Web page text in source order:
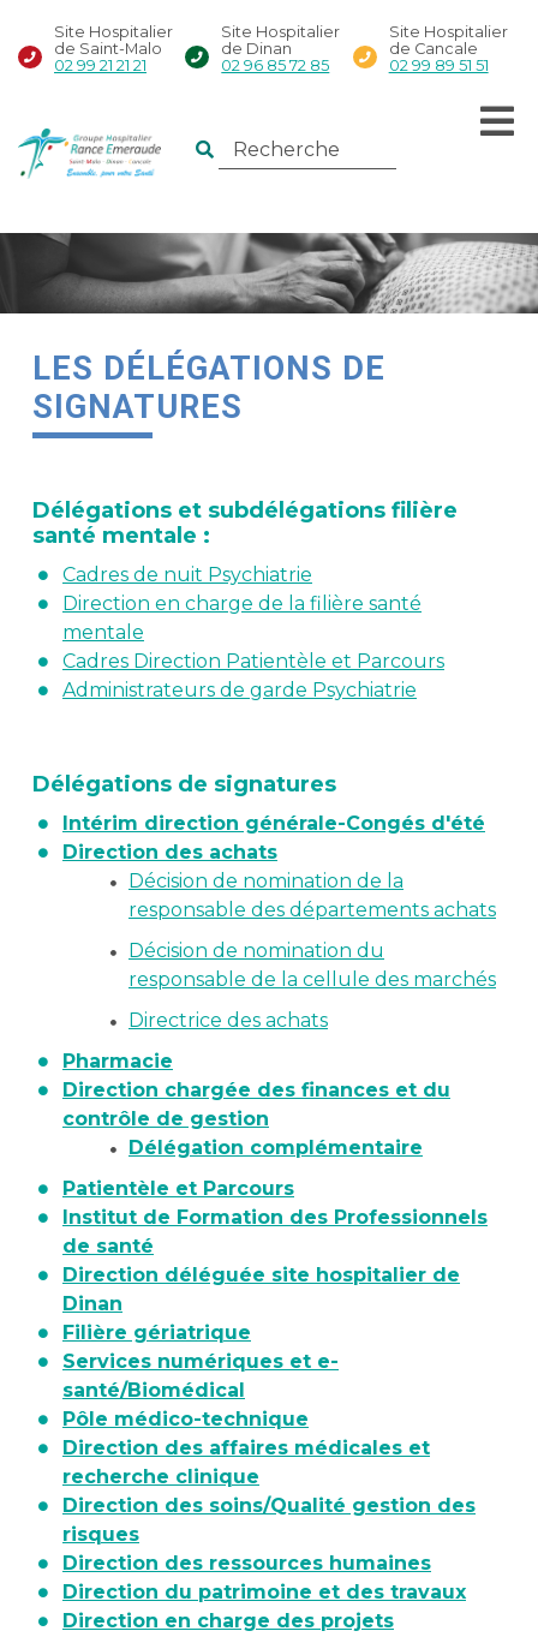
Site Hospitalier
de Saint-Malo
02 99 21 21 21
Site Hospitalier
de Dinan
02 96 85 72 85
Site Hospitalier
de Cancale
02 99 89 51 51
LES DÉLÉGATIONS DE
SIGNATURES
Délégations et subdélégations filière
santé mentale :
Cadres de nuit Psychiatrie
Direction en charge de la filière santé
mentale
Cadres Direction Patientèle et Parcours
Administrateurs de garde Psychiatrie
Délégations de signatures
Intérim direction générale-Congés d'été
Direction des achats
Décision de nomination de la
responsable des départements achats
Décision de nomination du
responsable de la cellule des marchés
Directrice des achats
Pharmacie
Direction chargée des finances et du
contrôle de gestion
Délégation complémentaire
Patientèle et Parcours
Institut de Formation des Professionnels
de santé
Direction déléguée site hospitalier de
Dinan
Filière gériatrique
Services numériques et e-
santé/Biomédical
Pôle médico-technique
Direction des affaires médicales et
recherche clinique
Direction des soins/Qualité gestion des
risques
Direction des ressources humaines
Direction du patrimoine et des travaux
Direction en charge des projets